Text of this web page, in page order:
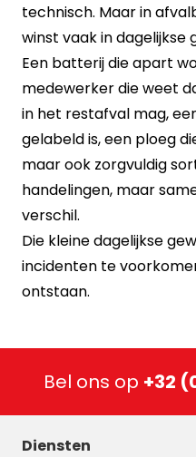
technisch. Maar in
winst vaak in dagelijkse
Een batterij die apart
medewerker die weet
in het restafval mag,
gelabeld is, een ploeg
maar ook zorgvuldig
handelingen, maar
verschil.
Die kleine dagelijkse
incidenten te
ontstaan.
Bel ons op +32
Diensten